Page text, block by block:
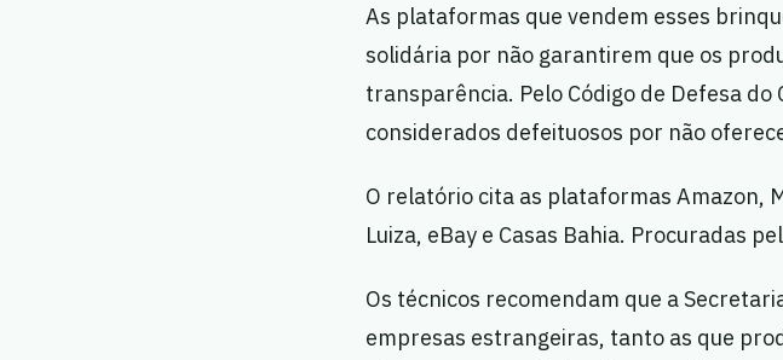
As plataformas que vendem esses
solidária por não garantirem que os
transparência. Pelo Código de Defesa
considerados defeituosos por não
O relatório cita as plataformas Amazon,
Luiza, eBay e Casas Bahia. Procuradas
Os técnicos recomendam que a
empresas estrangeiras, tanto as que